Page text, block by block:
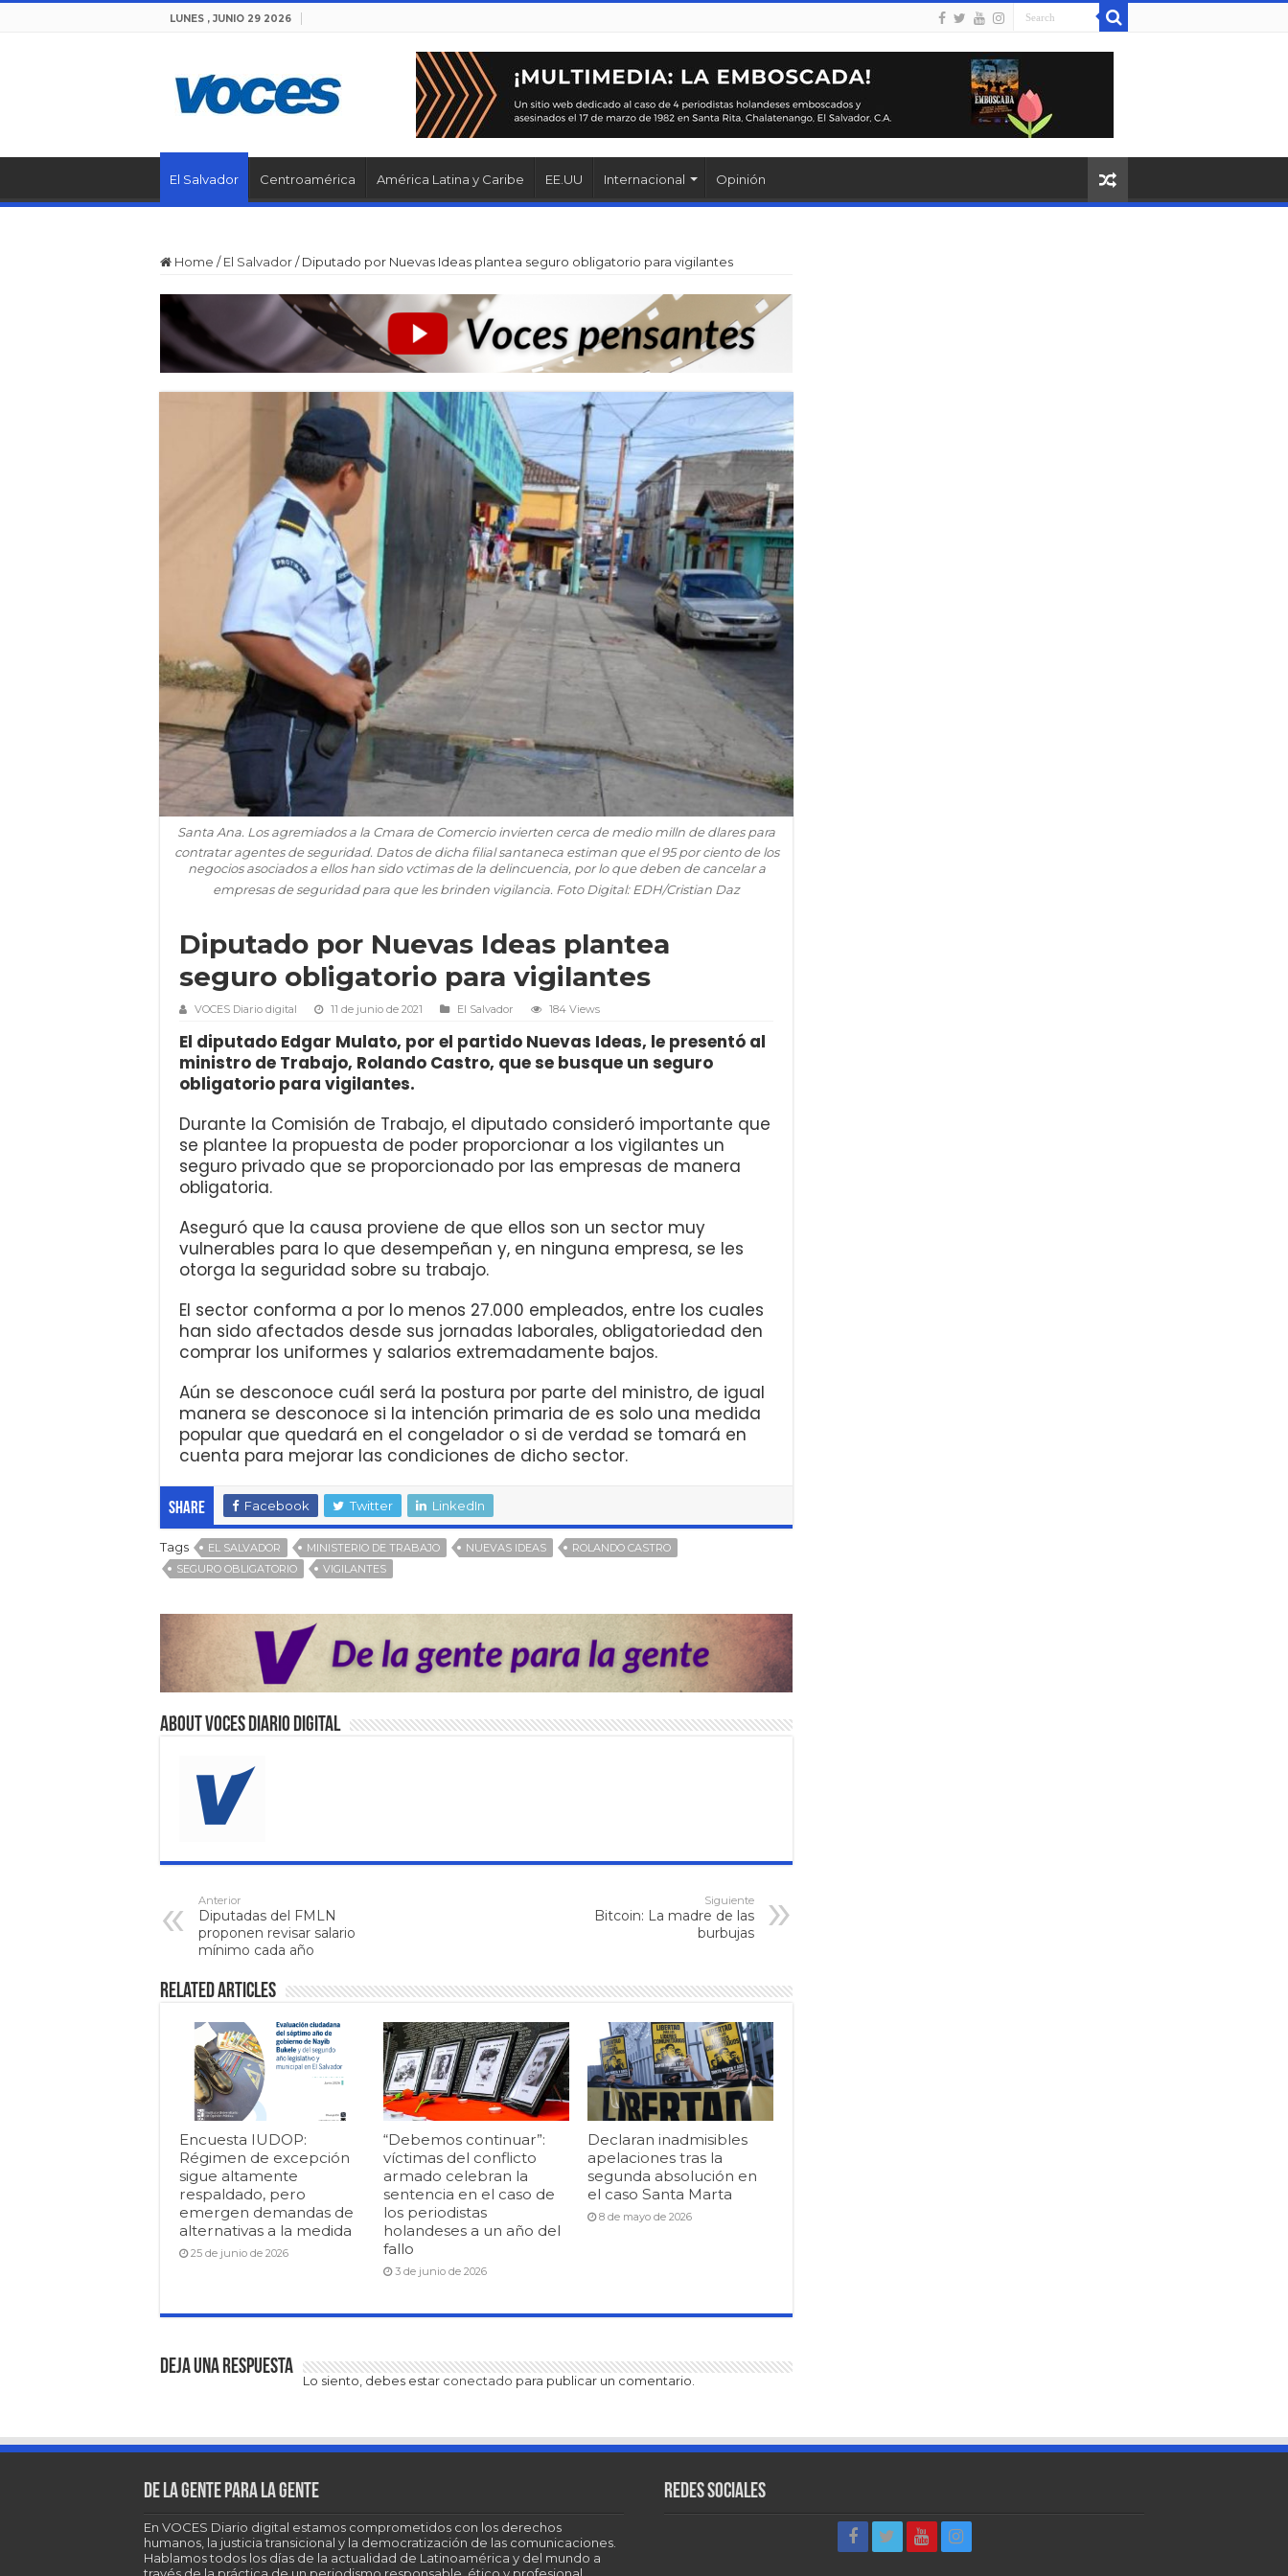
LUNES , JUNIO 29 2026
El Salvador Centroamérica América Latina y Caribe EE.UU Internacional Opinión
Home / El Salvador/ Diputado por Nuevas Ideas plantea seguro obligatorio para vigilantes
Santa Ana. Los agremiados a la Cmara de Comercio invierten cerca de medio milln de dlares para
contratar agentes de seguridad. Datos de dicha filial santaneca estiman que el 95 por ciento de los
negocios asociados a ellos han sido vctimas de la delincuencia, por lo que deben de cancelar a
empresas de seguridad para que les brinden vigilancia. Foto Digital: EDH/Cristian Daz
Diputado por Nuevas Ideas plantea
seguro obligatorio para vigilantes
VOCES Diario digital 11 de junio de 2021 El Salvador 184 Views
El diputado Edgar Mulato, por el partido Nuevas Ideas, le presentó al
ministro de Trabajo, Rolando Castro, que se busque un seguro
obligatorio para vigilantes.
Durante la Comisión de Trabajo, el diputado consideró importante que
se plantee la propuesta de poder proporcionar a los vigilantes un
seguro privado que se proporcionado por las empresas de manera
obligatoria.
Aseguró que la causa proviene de que ellos son un sector muy
vulnerables para lo que desempeñan y, en ninguna empresa, se les
otorga la seguridad sobre su trabajo.
El sector conforma a por lo menos 27.000 empleados, entre los cuales
han sido afectados desde sus jornadas laborales, obligatoriedad den
comprar los uniformes y salarios extremadamente bajos.
Aún se desconoce cuál será la postura por parte del ministro, de igual
manera se desconoce si la intención primaria de es solo una medida
popular que quedará en el congelador o si de verdad se tomará en
cuenta para mejorar las condiciones de dicho sector.
Share Facebook Twitter LinkedIn
Tags EL SALVADOR MINISTERIO DE TRABAJO NUEVAS IDEAS
ROLANDO CASTRO
SEGURO OBLIGATORIO
VIGILANTES
About VOCES Diario digital
Anterior
Diputadas del FMLN
proponen revisar salario
mínimo cada año
Siguiente
Bitcoin: La madre de las
burbujas
Related Articles
Encuesta IUDOP:
Régimen de excepción
sigue altamente
respaldado, pero
emergen demandas de
alternativas a la medida
25 de junio de 2026
“Debemos continuar”:
víctimas del conflicto
armado celebran la
sentencia en el caso de
los periodistas
holandeses a un año del
fallo
3 de junio de 2026
Declaran inadmisibles
apelaciones tras la
segunda absolución en
el caso Santa Marta
8 de mayo de 2026
Deja una respuesta
Lo siento, debes estar conectado para publicar un comentario.
De la gente para la gente
En VOCES Diario digital estamos comprometidos con los derechos
humanos, la justicia transicional y la democratización de las comunicaciones.
Hablamos todos los días de la actualidad de Latinoamérica y del mundo a
Redes sociales